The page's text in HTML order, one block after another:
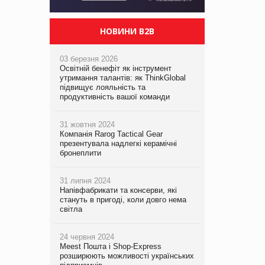
НОВИНИ B2B
03 березня 2026
Освітній бенефіт як інструмент
утримання талантів: як ThinkGlobal
підвищує лояльність та
продуктивність вашої команди
31 жовтня 2024
Компанія Rarog Tactical Gear
презентувала надлегкі керамічні
бронеплити
31 липня 2024
Напівфабрикати та консерви, які
стануть в пригоді, коли довго нема
світла
24 червня 2024
Meest Пошта і Shop-Express
розширюють можливості українських